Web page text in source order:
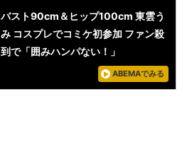
バスト90cm＆ヒップ100cm 東雲う
み コスプレでコミケ初参加 ファン殺
到で「囲みハンパない！」
ABEMAでみる